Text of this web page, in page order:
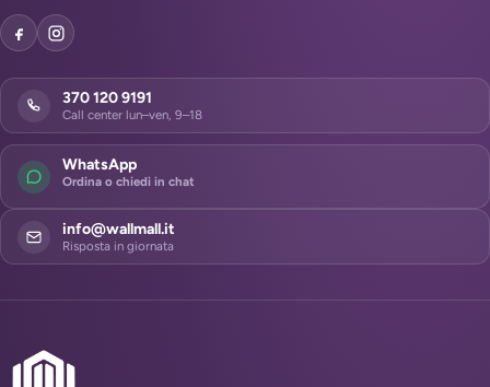
370 120 9191
Call center lun–ven, 9–18
WhatsApp
Ordina o chiedi in chat
info@wallmall.it
Risposta in giornata